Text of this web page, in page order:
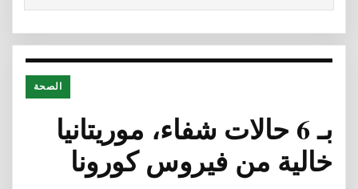
الصحة
بـ 6 حالات شفاء، موريتانيا
خالية من فيروس كورونا